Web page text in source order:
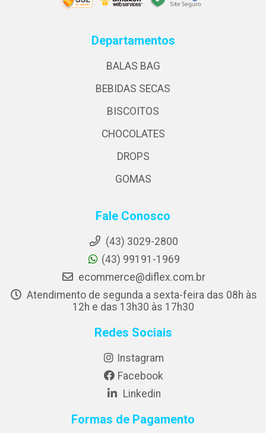
Departamentos
BALAS BAG
BEBIDAS SECAS
BISCOITOS
CHOCOLATES
DROPS
GOMAS
Fale Conosco
(43) 3029-2800
(43) 99191-1969
ecommerce@diflex.com.br
Atendimento de segunda a sexta-feira das 08h às
12h e das 13h30 às 17h30
Redes Sociais
Instagram
Facebook
Linkedin
Formas de Pagamento